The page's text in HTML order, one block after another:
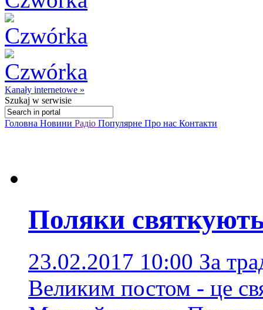
Kanały internetowe »
Szukaj w serwisie
Головна Новини Радіо Популярне Про нас Контакти
Поляки
23.02.2017 10:00 За
Великим постом - це